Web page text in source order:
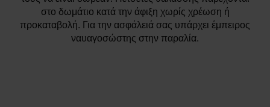
στο δωμάτιο κατά την άφιξη χωρίς χρέωση ή
προκαταβολή. Για την ασφάλειά σας υπάρχει έμπειρος
ναυαγοσώστης στην παραλία.